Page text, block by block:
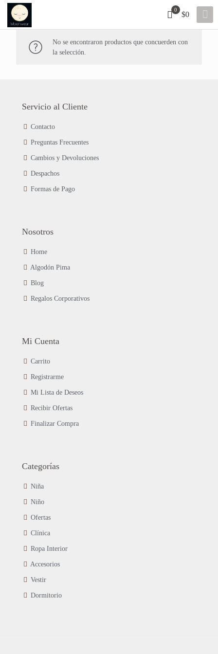
0
$0
No se encontraron productos que concuerden con
la selección.
Servicio al Cliente
Contacto
Preguntas Frecuentes
Cambios y Devoluciones
Despachos
Formas de Pago
Nosotros
Home
Algodón Pima
Blog
Regalos Corporativos
Mi Cuenta
Carrito
Registrarme
Mi Lista de Deseos
Recibir Ofertas
Finalizar Compra
Categorías
Niña
Niño
Ofertas
Clínica
Ropa Interior
Accesorios
Vestir
Dormitorio